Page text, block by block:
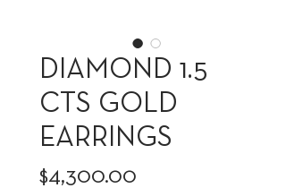
DIAMOND 1.5
CTS GOLD
EARRINGS
$4,300.00